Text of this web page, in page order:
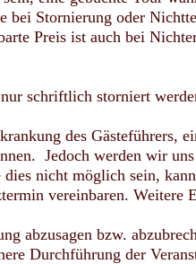
bei Stornierung oder
Preis ist auch bei
schriftlich storniert
des Gästeführers,
Jedoch werden wir
nicht möglich sein,
vereinbaren. Weitere
abzusagen bzw.
Durchführung der